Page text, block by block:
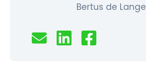
Bertus de Lange